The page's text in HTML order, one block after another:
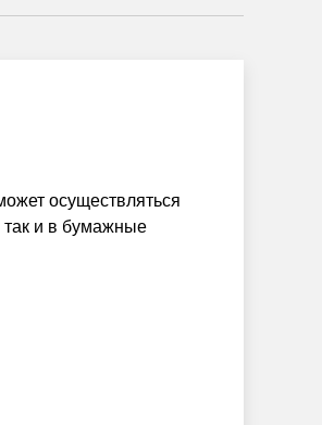
осуществляться
так и в бумажные